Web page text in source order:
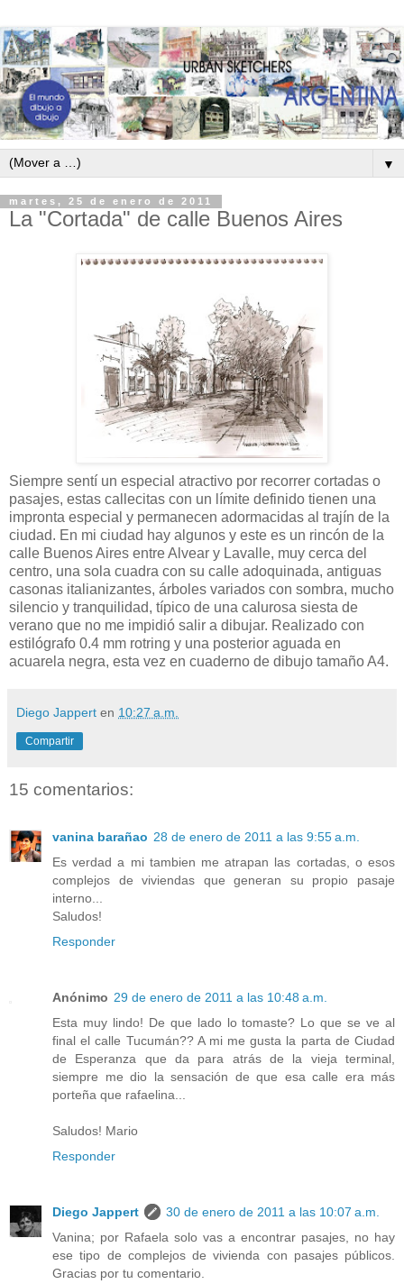
▼
martes, 25 de enero de 2011
La "Cortada" de calle Buenos Aires
Siempre sentí un especial atractivo por recorrer cortadas o
pasajes, estas callecitas con un límite definido tienen una
impronta especial y permanecen adormacidas al trajín de la
ciudad. En mi ciudad hay algunos y este es un rincón de la
calle Buenos Aires entre Alvear y Lavalle, muy cerca del
centro, una sola cuadra con su calle adoquinada, antiguas
casonas italianizantes, árboles variados con sombra, mucho
silencio y tranquilidad, típico de una calurosa siesta de
verano que no me impidió salir a dibujar. Realizado con
estilógrafo 0.4 mm rotring y una posterior aguada en
acuarela negra, esta vez en cuaderno de dibujo tamaño A4.
Diego Jappert en 10:27 a.m.
Compartir
15 comentarios:
vanina barañao 28 de enero de 2011 a las 9:55 a.m.
Es verdad a mi tambien me atrapan las cortadas, o esos
complejos de viviendas que generan su propio pasaje
interno...
Saludos!
Responder
Anónimo 29 de enero de 2011 a las 10:48 a.m.
Esta muy lindo! De que lado lo tomaste? Lo que se ve al
final el calle Tucumán?? A mi me gusta la parta de Ciudad
de Esperanza que da para atrás de la vieja terminal,
siempre me dio la sensación de que esa calle era más
porteña que rafaelina...
Saludos! Mario
Responder
Diego Jappert
30 de enero de 2011 a las 10:07 a.m.
Vanina; por Rafaela solo vas a encontrar pasajes, no hay
ese tipo de complejos de vivienda con pasajes públicos.
Gracias por tu comentario.